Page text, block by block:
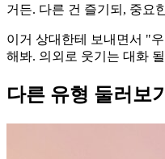
거든. 다른 건 즐기되, 중요
이거 상대한테 보내면서 "
해봐. 의외로 웃기는 대화
다른 유형 둘러보기